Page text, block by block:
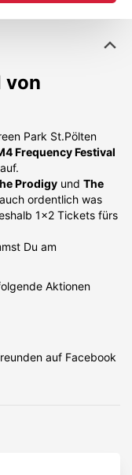
von
Park St.Pölten
Frequency Festival
Prodigy und The
ordentlich was
1x2 Tickets fürs
Du am
Aktionen
auf Facebook